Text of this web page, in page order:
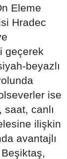
Eleme
Hradec
geçerek
beyazlı
ise
saat, canlı
ilişkin
avantajlı